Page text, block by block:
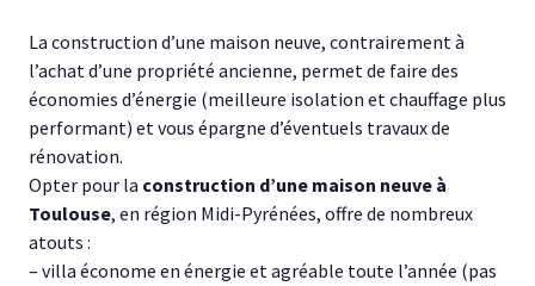
La construction d’une maison neuve, contrairement à
l’achat d’une propriété ancienne, permet de faire des
économies d’énergie (meilleure isolation et chauffage plus
performant) et vous épargne d’éventuels travaux de
rénovation.
Opter pour la construction d’une maison neuve à
Toulouse, en région Midi-Pyrénées, offre de nombreux
atouts :
– villa économe en énergie et agréable toute l’année (pas